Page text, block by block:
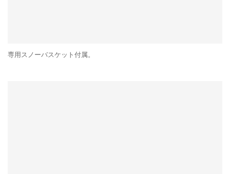
専用スノーバスケット付属。